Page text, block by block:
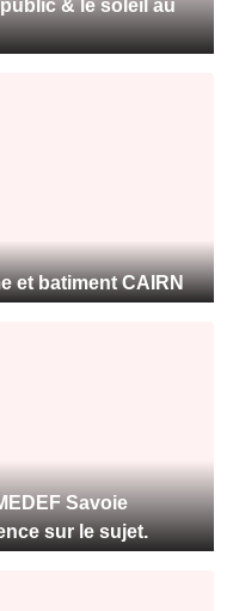
& le soleil au
et batiment CAIRN
Savoie
sur le sujet.